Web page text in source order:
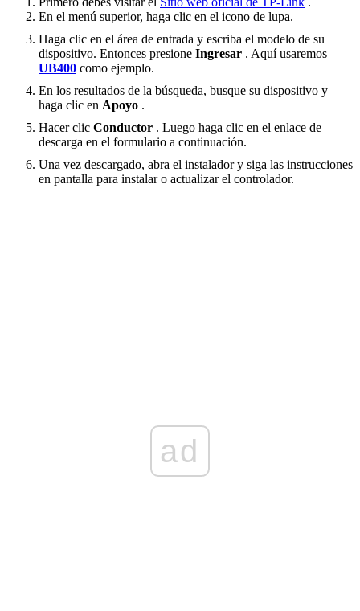
En el menú superior, haga clic en el icono de lupa.
Haga clic en el área de entrada y escriba el modelo de su
dispositivo. Entonces presione Ingresar . Aquí usaremos
UB400 como ejemplo.
En los resultados de la búsqueda, busque su dispositivo y
haga clic en Apoyo .
Hacer clic Conductor . Luego haga clic en el enlace de
descarga en el formulario a continuación.
Una vez descargado, abra el instalador y siga las instrucciones
en pantalla para instalar o actualizar el controlador.
ad